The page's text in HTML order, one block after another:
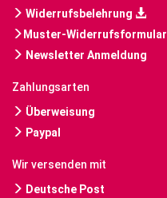
Widerrufsbelehrung
Muster-Widerrufsformular
Newsletter Anmeldung
Zahlungsarten
Überweisung
Paypal
Wir versenden mit
Deutsche Post